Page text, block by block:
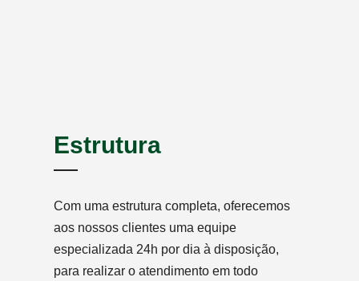
Estrutura
Com uma estrutura completa, oferecemos
aos nossos clientes uma equipe
especializada 24h por dia à disposição,
para realizar o atendimento em todo